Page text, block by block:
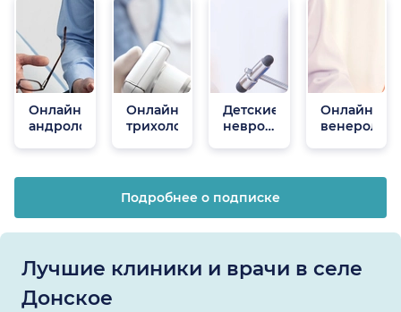
Онлайн
андрологи
Онлайн
трихологи
Детские
неврологи
Онлайн
венерологи
Подробнее о подписке
Лучшие клиники и врачи в селе
Донское